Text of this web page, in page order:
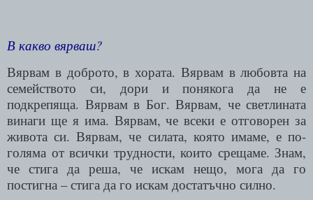
В какво вярваш?
Вярвам в доброто, в хората. Вярвам в любовта на
семейството си, дори и понякога да не е
подкрепяща. Вярвам в Бог. Вярвам, че светлината
винаги ще я има. Вярвам, че всеки е отговорен за
живота си. Вярвам, че силата, която имаме, е по-
голяма от всички трудности, които срещаме. Знам,
че стига да реша, че искам нещо, мога да го
постигна – стига да го искам достатъчно силно.